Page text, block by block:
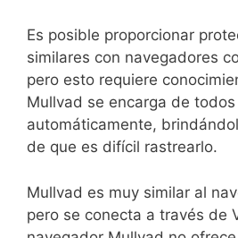
Es posible proporcionar
similares con navegadores
pero esto requiere
Mullvad se encarga de
automáticamente,
de que es difícil rastrearlo.
Mullvad es muy similar al
pero se conecta a través de